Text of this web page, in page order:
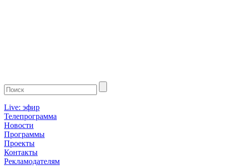
Live: эфир
Телепрограмма
Новости
Программы
Проекты
Контакты
Рекламодателям